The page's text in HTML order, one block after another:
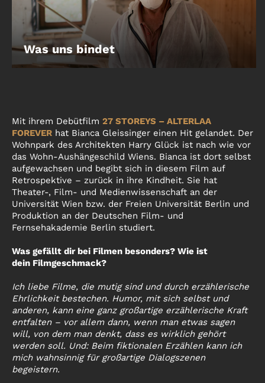
Mit ihrem Debütfilm 27 STOREYS – ALTERLAA
FOREVER hat Bianca Gleissinger einen Hit gelandet. Der
Wohnpark des Architekten Harry Glück ist nach wie vor
das Wohn-Aushängeschild Wiens. Bianca ist dort selbst
aufgewachsen und begibt sich in diesem Film auf
Retrospektive – zurück in ihre Kindheit. Sie hat
Theater-, Film- und Medienwissenschaft an der
Universität Wien bzw. der Freien Universität Berlin und
Produktion an der Deutschen Film- und
Fernsehakademie Berlin studiert.
Was gefällt dir bei Filmen besonders? Wie ist
dein Filmgeschmack?
Ich liebe Filme, die mutig sind und durch erzählerische
Ehrlichkeit bestechen. Humor, mit sich selbst und
anderen, kann eine ganz großartige erzählerische Kraft
entfalten – vor allem dann, wenn man etwas sagen
will, von dem man denkt, dass es wirklich gehört
werden soll. Und: Beim fiktionalen Erzählen kann ich
mich wahnsinnig für großartige Dialogszenen
begeistern.
Was uns bindet